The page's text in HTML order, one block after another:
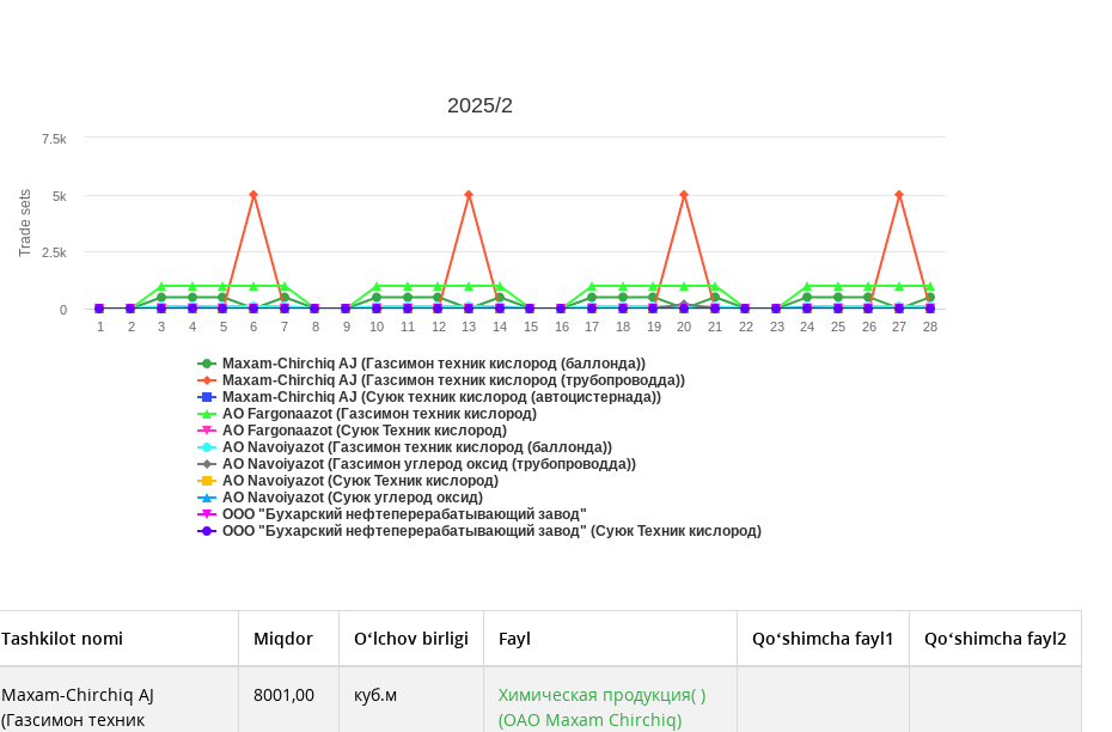
Trade sets
2025/2
Maxam-Chirchiq AJ (Газсимон техник кислород (баллонда))
Maxam-Chirchiq AJ (Газсимон техник кислород (трубопроводда))
Maxam-Chirchiq AJ (Суюк техник кислород (автоцистернада))
АО Fargonaazot (Газсимон техник кислород)
АО Fargonaazot (Суюк Техник кислород)
АО Navoiyazot (Газсимон техник кислород (баллонда))
АО Navoiyazot (Газсимон углерод оксид (трубопроводда))
АО Navoiyazot (Суюк Техник кислород)
АО Navoiyazot (Суюк углерод оксид)
ООО "Бухарский нефтеперерабатывающий завод"
ООО "Бухарский нефтеперерабатывающий завод" (Суюк Техник кислород)
1 2 3 4 5 6 7 8 9 10 11 12 13 14 15 16 17 18 19 20 21 22 23 24 25 26 27 28
0
2.5k
5k
7.5k
Tashkilot nomi Miqdor O‘lchov birligi Fayl Qo‘shimcha fayl1 Qo‘shimcha fayl2
Maxam-Chirchiq AJ
(Газсимон техник
8001,00 куб.м
Химическая продукция( )
(ОАО Maxam Chirchiq)